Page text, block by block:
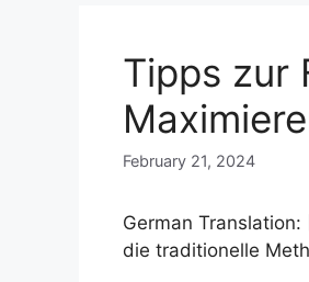
Tipps zur
February 21, 2024
German
die traditionelle